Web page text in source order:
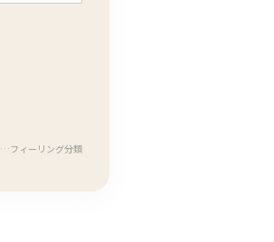
…フィーリング分類